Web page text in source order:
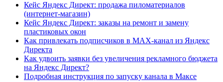
Кейс Яндекс Директ: продажа пиломатериалов
(интернет-магазин)
Кейс Яндекс Директ: заказы на ремонт и замену
пластиковых окон
Как привлекать подписчиков в MAX-канал из Яндекс
Директа
Как удвоить заявки без увеличения рекламного бюджета
на Яндекс Директ?
Подробная инструкция по запуску канала в Максе